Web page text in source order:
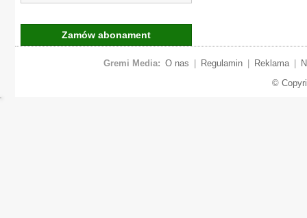
Zamów abonament
Gremi Media: O nas Regulamin Reklama
©